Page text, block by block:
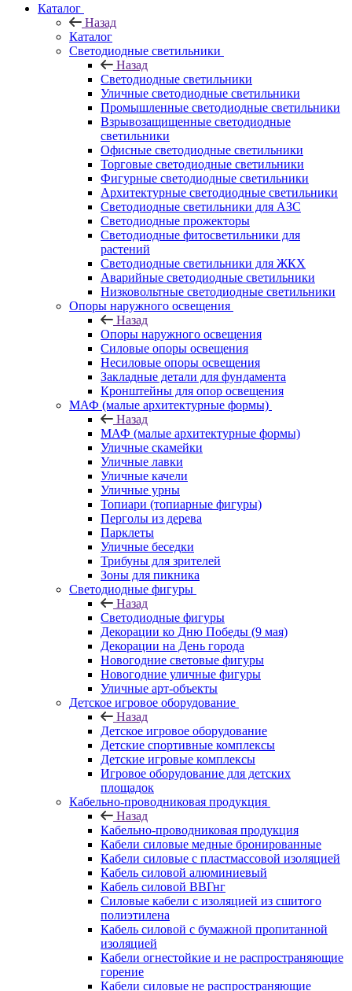
Каталог
Назад
Каталог
Светодиодные светильники
Назад
Светодиодные светильники
Уличные светодиодные светильники
Промышленные светодиодные светильники
Взрывозащищенные светодиодные
светильники
Офисные светодиодные светильники
Торговые светодиодные светильники
Фигурные светодиодные светильники
Архитектурные светодиодные светильники
Светодиодные светильники для АЗС
Светодиодные прожекторы
Светодиодные фитосветильники для
растений
Светодиодные светильники для ЖКХ
Аварийные светодиодные светильники
Низковольтные светодиодные светильники
Опоры наружного освещения
Назад
Опоры наружного освещения
Силовые опоры освещения
Несиловые опоры освещения
Закладные детали для фундамента
Кронштейны для опор освещения
МАФ (малые архитектурные формы)
Назад
МАФ (малые архитектурные формы)
Уличные скамейки
Уличные лавки
Уличные качели
Уличные урны
Топиари (топиарные фигуры)
Перголы из дерева
Парклеты
Уличные беседки
Трибуны для зрителей
Зоны для пикника
Светодиодные фигуры
Назад
Светодиодные фигуры
Декорации ко Дню Победы (9 мая)
Декорации на День города
Новогодние световые фигуры
Новогодние уличные фигуры
Уличные арт-объекты
Детское игровое оборудование
Назад
Детское игровое оборудование
Детские спортивные комплексы
Детские игровые комплексы
Игровое оборудование для детских
площадок
Кабельно-проводниковая продукция
Назад
Кабельно-проводниковая продукция
Кабели силовые медные бронированные
Кабели силовые с пластмассовой изоляцией
Кабель силовой алюминиевый
Кабель силовой ВВГнг
Силовые кабели с изоляцией из сшитого
полиэтилена
Кабель силовой с бумажной пропитанной
изоляцией
Кабели огнестойкие и не распространяющие
горение
Кабели силовые не распространяющие